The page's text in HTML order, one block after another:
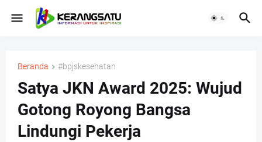
Beranda #bpjskesehatan
Satya JKN Award 2025: Wujud
Gotong Royong Bangsa
Lindungi Pekerja